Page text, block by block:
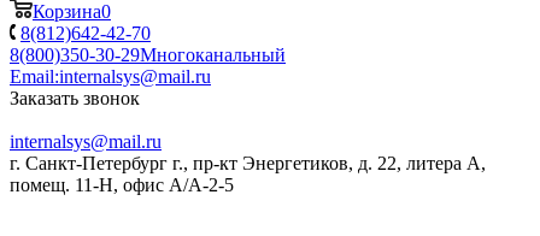
Корзина0
8(812)642-42-70
8(800)350-30-29Многоканальный
Email:internalsys@mail.ru
Заказать звонок
internalsys@mail.ru
г. Санкт-Петербург г., пр-кт Энергетиков, д. 22, литера А,
помещ. 11-Н, офис А/А-2-5